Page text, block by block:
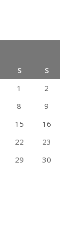
S
S
1
2
8
9
15
16
22
23
29
30